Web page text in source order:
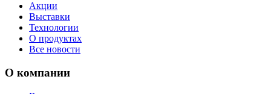
Акции
Выставки
Технологии
О продуктах
Все новости
О компании